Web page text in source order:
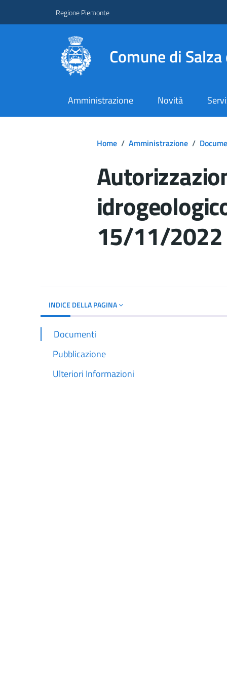
Regione Piemonte
Comune di
Amministrazione Novità
Home / Amministrazione /
15/11/2022
INDICE DELLA PAGINA
Documenti
Pubblicazione
Ulteriori Informazioni